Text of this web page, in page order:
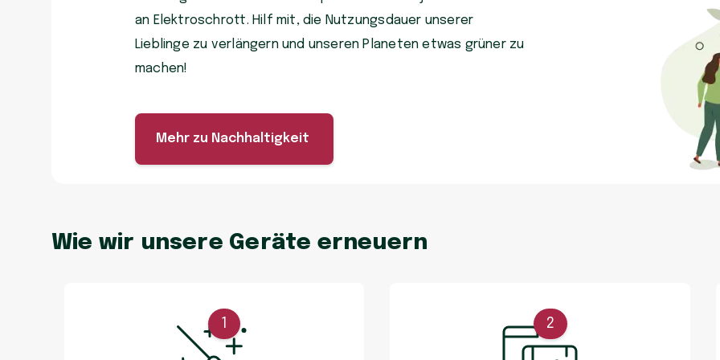
an Elektroschrott. Hilf mit, die Nutzungsdauer unserer
Lieblinge zu verlängern und unseren Planeten etwas grüner zu
machen!
Mehr zu Nachhaltigkeit
Wie wir unsere Geräte erneuern
1 2